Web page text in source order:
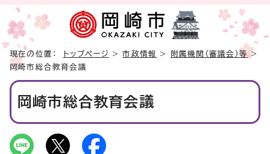
現在の位置： トップページ >市政情報 > 附属機関（審議会）等>
岡崎市総合教育会議
岡崎市総合教育会議